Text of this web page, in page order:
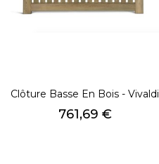
Clôture Basse En Bois - Vivaldi
Prix
761,69 €